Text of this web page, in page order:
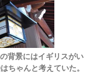
背景にはイギリスがい
ちゃんと考えていた。